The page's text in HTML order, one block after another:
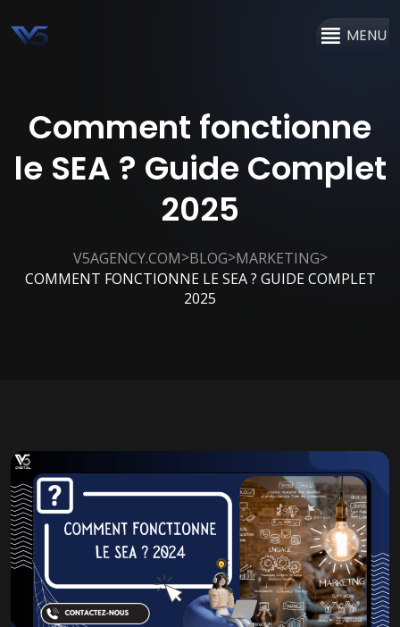
MENU
Comment fonctionne
le SEA ? Guide Complet
2025
V5AGENCY.COM>BLOG>MARKETING>
COMMENT FONCTIONNE LE SEA ? GUIDE COMPLET
2025